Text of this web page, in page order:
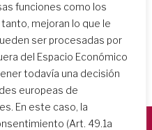
funciones como los
mejoran lo que le
ser procesadas por
del Espacio Económico
todavía una decisión
europeas de
En este caso, la
(Art. 49.1a